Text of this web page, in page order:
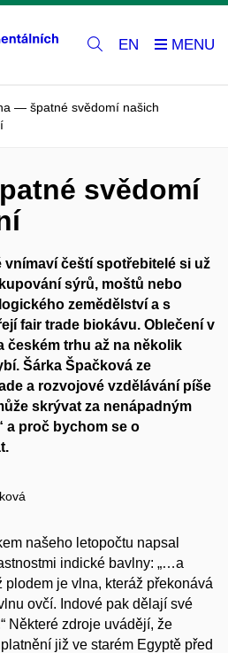
EN
— špatné svědomí našich
svědomí
vnímaví čeští spotřebitelé si už
sýrů, moštů nebo
zemědělství a s
fair trade biokávu. Oblečení v
českém trhu až na několik
Šárka Špačková ze
a rozvojové vzdělávání píše
skrývat za nenápadným
a proč bychom se o
našeho letopočtu napsal
indické bavlny: „…a
plodem je vlna, kteráž překonává
ovčí. Indové pak dělají své
Některé zdroje uvádějí, že
již ve starém Egyptě před